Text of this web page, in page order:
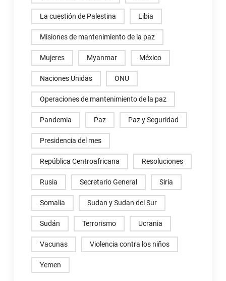
La cuestión de Palestina Libia
Misiones de mantenimiento de la paz
Mujeres Myanmar México
Naciones Unidas ONU
Operaciones de mantenimiento de la paz
Pandemia Paz Paz y Seguridad
Presidencia del mes
República Centroafricana Resoluciones
Rusia Secretario General Siria
Somalia Sudan y Sudan del Sur
Sudán Terrorismo Ucrania
Vacunas Violencia contra los niños
Yemen